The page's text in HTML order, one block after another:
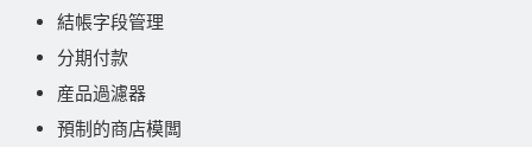
結帳字段管理
分期付款
産品過濾器
預制的商店模闆